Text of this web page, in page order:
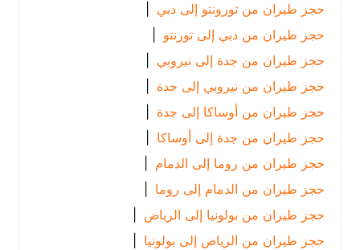
حجز طيران من تورونتو إلى دبي |
حجز طيران من دبي إلى تورنتو |
حجز طيران من جدة إلى نيروبي |
حجز طيران من نيروبي إلى جدة
حجز طيران من أوساكا إلى جدة
حجز طيران من جدة إلى أوساكا |
حجز طيران من روما إلى الدمام
|
حجز طيران من الدمام إلى روما
|
حجز طيران من بولونيا إلى الرياض
|
حجز طيران من الرياض إلى بولونيا
|